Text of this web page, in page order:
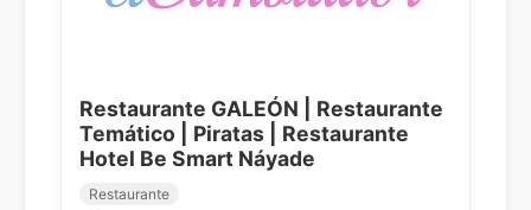
Restaurante GALEÓN | Restaurante
Temático | Piratas | Restaurante
Hotel Be Smart Náyade
Restaurante